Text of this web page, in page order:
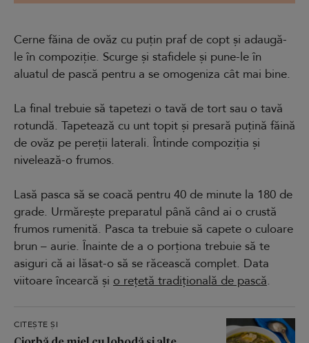
Cerne făina de ovăz cu puțin praf de copt și adaugă-
le în compoziție. Scurge și stafidele și pune-le în
aluatul de pască pentru a se omogeniza cât mai bine.
La final trebuie să tapetezi o tavă de tort sau o tavă
rotundă. Tapetează cu unt topit și presară puțină făină
de ovăz pe pereții laterali. Întinde compoziția și
nivelează-o frumos.
Lasă pasca să se coacă pentru 40 de minute la 180 de
grade. Urmărește preparatul până când ai o crustă
frumos rumenită. Pasca ta trebuie să capete o culoare
brun – aurie. Înainte de a o porționa trebuie să te
asiguri că ai lăsat-o să se răcească complet. Data
viitoare încearcă și o rețetă tradițională de pască.
CITEȘTE ȘI